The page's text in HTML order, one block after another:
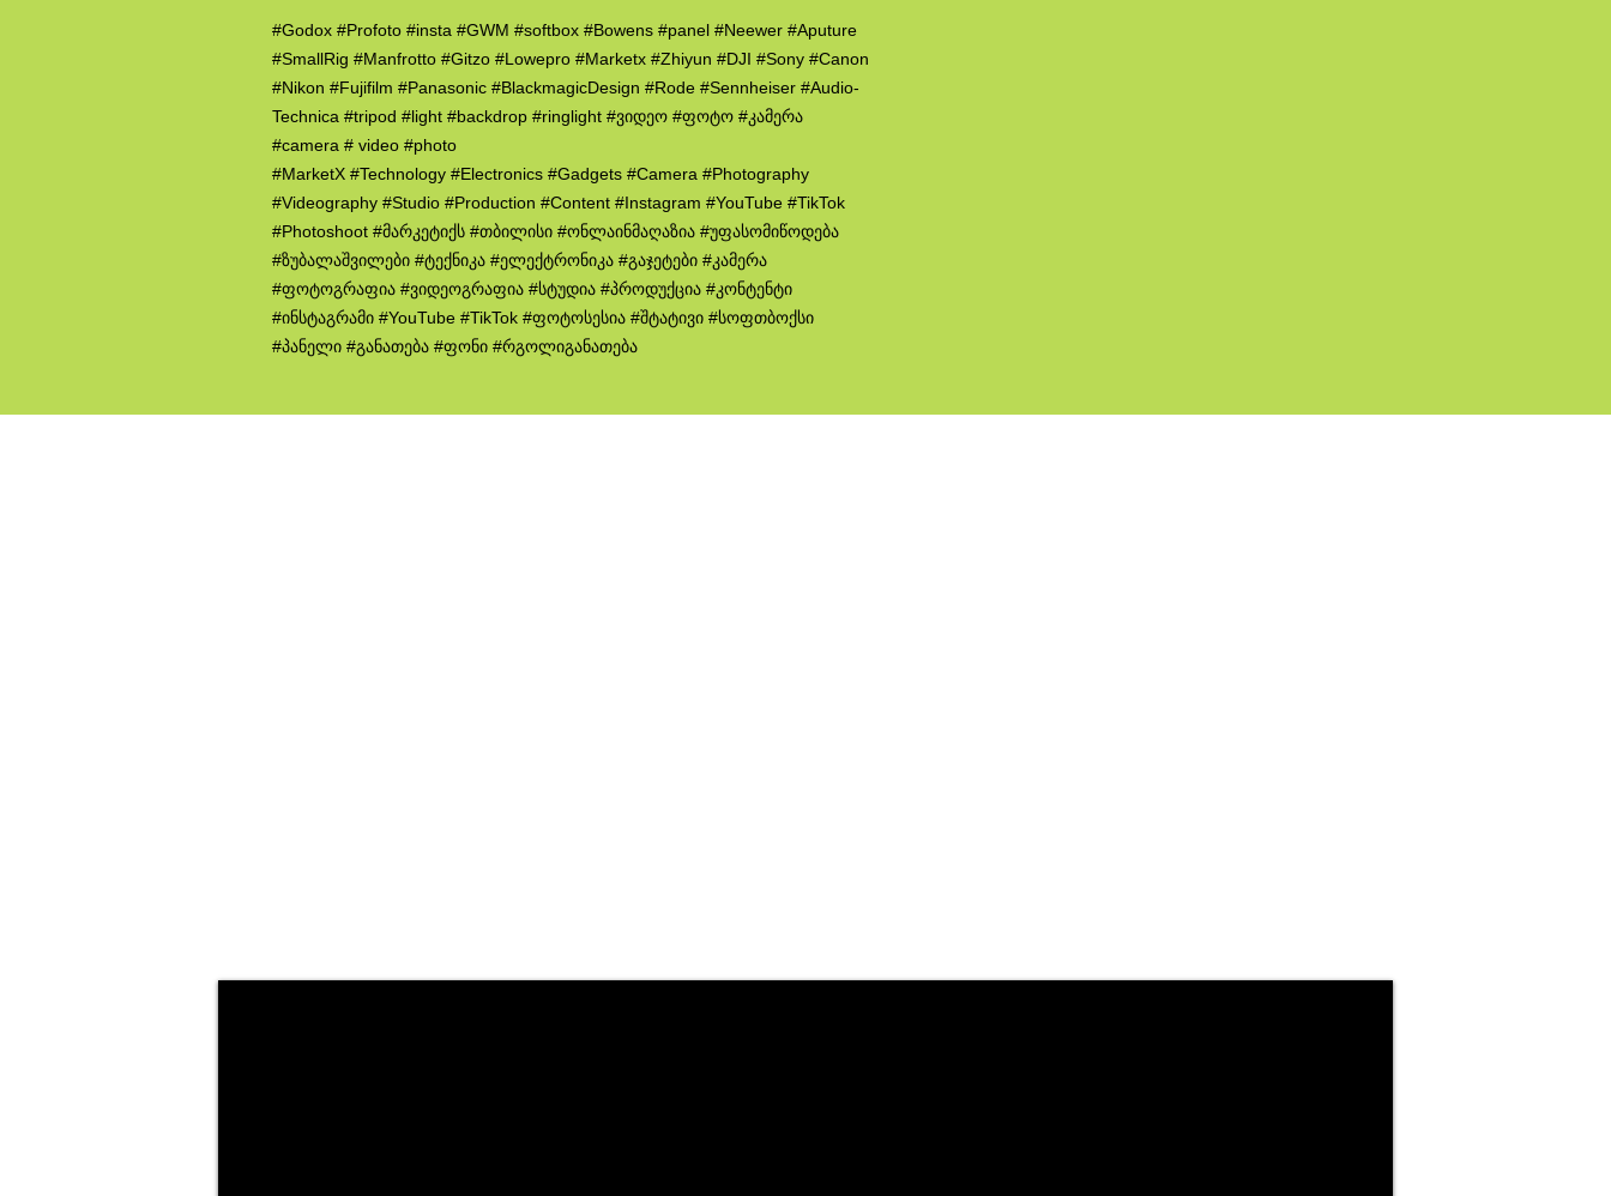
#Godox #Profoto #insta #GWM #softbox #Bowens #panel #Neewer #Aputure
#SmallRig #Manfrotto #Gitzo #Lowepro #Marketx #Zhiyun #DJI #Sony #Canon
#Nikon #Fujifilm #Panasonic #BlackmagicDesign #Rode #Sennheiser #Audio-
Technica #tripod #light #backdrop #ringlight #ვიდეო #ფოტო #კამერა
#camera # video #photo
#MarketX #Technology #Electronics #Gadgets #Camera #Photography
#Videography #Studio #Production #Content #Instagram #YouTube #TikTok
#Photoshoot #მარკეტიქს #თბილისი #ონლაინმაღაზია #უფასომიწოდება
#ზუბალაშვილები #ტექნიკა #ელექტრონიკა #გაჯეტები #კამერა
#ფოტოგრაფია #ვიდეოგრაფია #სტუდია #პროდუქცია #კონტენტი
#ინსტაგრამი #YouTube #TikTok #ფოტოსესია #შტატივი #სოფთბოქსი
#პანელი #განათება #ფონი #რგოლიგანათება